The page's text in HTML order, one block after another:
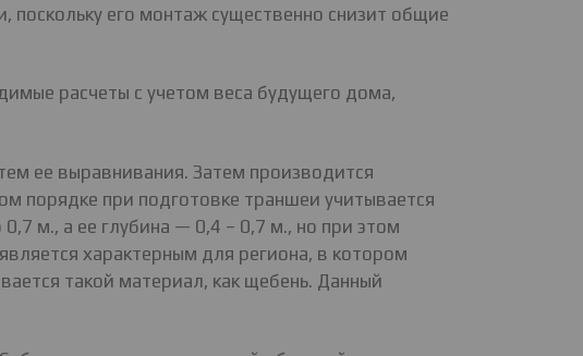
его монтаж существенно снизит общие
расчеты с учетом веса будущего дома,
ее выравнивания. Затем производится
порядке при подготовке траншеи учитывается
м., а ее глубина — 0,4 – 0,7 м., но при этом
характерным для региона, в котором
такой материал, как щебень. Данный